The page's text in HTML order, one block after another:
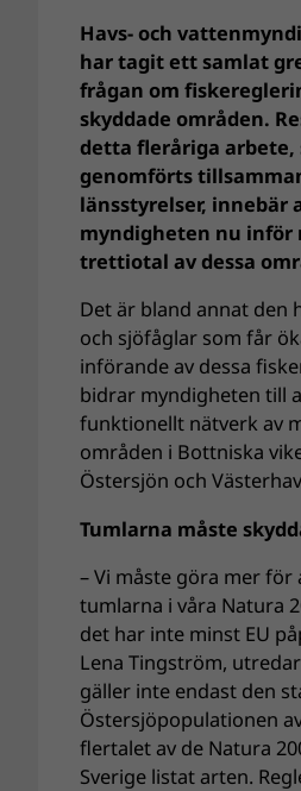
Havs- och
har tagit ett samlat
frågan om
skyddade områden.
detta fleråriga arbete,
genomförts
länsstyrelser, innebär
myndigheten nu
trettiotal av dessa
Det är bland annat den
och sjöfåglar som får
införande av dessa
bidrar myndigheten till
funktionellt nätverk av
områden i Bottniska
Östersjön och
Tumlarna måste
– Vi måste göra mer för
tumlarna i våra Natura
det har inte minst EU
Lena Tingström,
gäller inte endast den
Östersjöpopulationen
flertalet av de Natura
Sverige listat arten.